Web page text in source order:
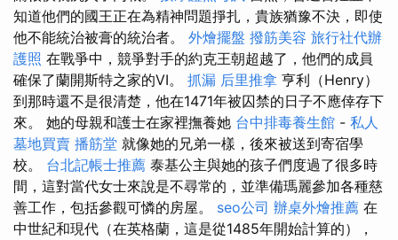
知道他們的國王正在為精神問題掙扎，貴族猶豫不決，即使
他不能統治被膏的統治者。 外燴擺盤 撥筋美容 旅行社代辦
護照 在戰爭中，競爭對手的約克王朝超越了，他們的成員
確保了蘭開斯特之家的VI。 抓漏 后里推拿 亨利（Henry）
到那時還不是很清楚，他在1471年被囚禁的日子不應倖存下
來。 她的母親和護士在家裡撫養她 台中排毒養生館 - 私人
墓地買賣 播筋堂 就像她的兄弟一樣，後來被送到寄宿學
校。 台北記帳士推薦 泰基公主與她的孩子們度過了很多時
間，這對當代女士來說是不尋常的，並準備瑪麗參加各種慈
善工作，包括參觀可憐的房屋。 seo公司 辦桌外燴推薦 在
中世紀和現代（在英格蘭，這是從1485年開始計算的），